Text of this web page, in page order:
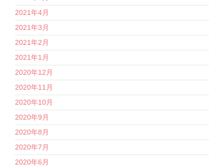
2021年4月
2021年3月
2021年2月
2021年1月
2020年12月
2020年11月
2020年10月
2020年9月
2020年8月
2020年7月
2020年6月